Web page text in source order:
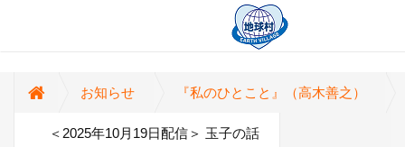
お知らせ 『私のひとこと』（高木善之）
＜2025年10月19日配信＞ 玉子の話